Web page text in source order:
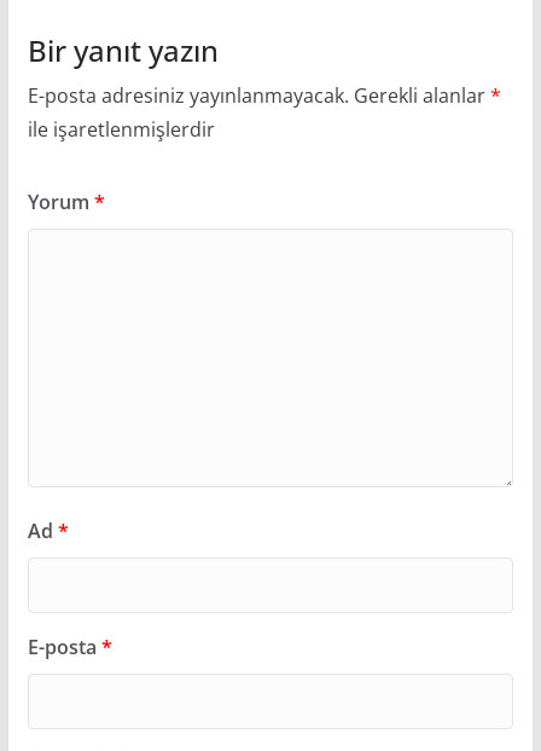
Bir yanıt yazın
E-posta adresiniz yayınlanmayacak. Gerekli alanlar*
ile işaretlenmişlerdir
Yorum *
Ad *
E-posta *